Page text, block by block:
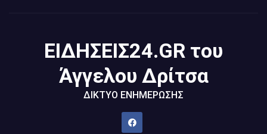
ΕΙΔΗΣΕΙΣ24.GR του
Άγγελου Δρίτσα
ΔΙΚΤΥΟ ΕΝΗΜΕΡΩΣΗΣ